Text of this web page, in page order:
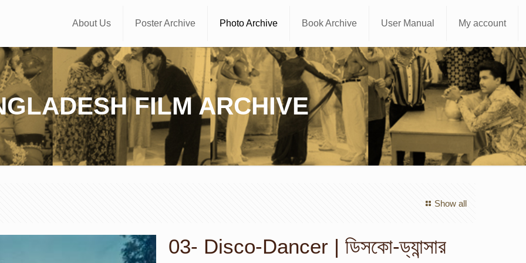
About Us Poster Archive Photo Archive Book Archive User Manual My account
FILM ARCHIVE
Show all
03- Disco-Dancer | ডিসকো-ড্যান্সার